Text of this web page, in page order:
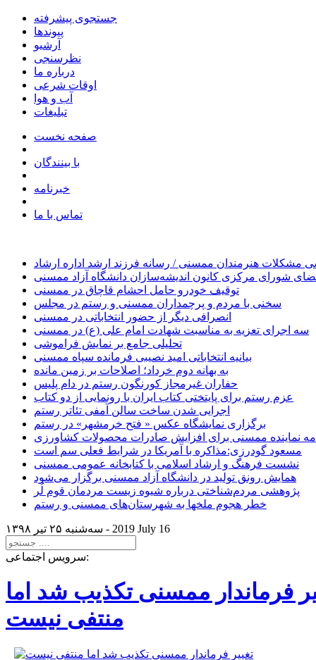
جستجوی پیشرفته
پیوندها
آرشیو
نظرسنجی
درباره ما
اوقات شرعی
آب و هوا
تبلیغات
صفحه نخست
با بینندگان
خبرنامه
تماس با ما
مشکلات هنرمندان ممسنی / رسانه فرزند ارشد اداره ارشاد
شورای مرکزی کانون اندیشه‌سازان دانشگاه آزاد ممسنی
توقیف خودرو حامل احشام قاچاق در ممسنی
سخنی با مردم و پرچمداران ممسنی و رستم در مجلس
انصرافی دیگر از حضور انتخاباتی در ممسنی
سه اجرای تعزیه به مناسبت شهادت امام علی (ع) در ممسنی
تحلیلی جامع بر نمایش فراموشی
بیانیه انتخاباتی امید نصیبی فرمانده سپاه ممسنی
به بهانه دوم خرداد؛ اصلاحات بر زمین مانده
حفاران غیرمجاز کورنگون رستم در دام پلیس
عزم رستم برای پایتختی کتاب ایران با رونمایی از دو کتاب
اجرایی شدن ساخت سالن آمفی تئاتر رستم
برگزاری نمایشگاه عکس « فتح خرمشهر» در رستم
نماینده ممسنی برای افزایش صادرات محصولات کشاورزی
مسعود گودرزی:مذاکره با آمریکا در شرایط فعلی سم است
نشست فرهنگ و ارشاد اسلامی با کتابخانه عمومی ممسنی
همایش رونق تولید در دانشگاه آزاد ممسنی برگزار می‌شود
پژوهشی مردم‌شناختی درباره شیوه زیست مردمان قوم لُر
خطر هجوم ملخها به شهرستان‌های ممسنی و رستم
سه‌شنبه ۲۵ تير ۱۳۹۸ - 2019 July 16
سرویس اجتماعی:
فرماندار ممسنی تکذیب شد اما
منتفی نیست